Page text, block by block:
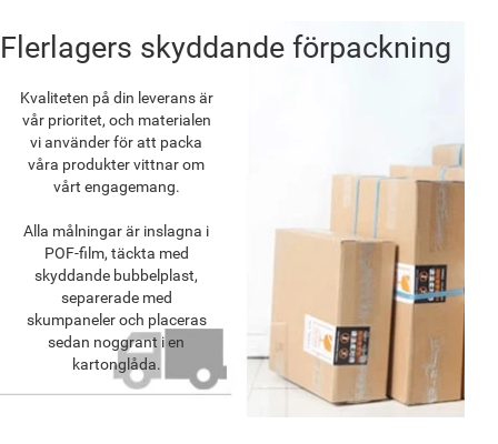
Flerlagers skyddande förpackning
Kvaliteten på din leverans är
vår prioritet, och materialen
vi använder för att packa
våra produkter vittnar om
vårt engagemang.
Alla målningar är inslagna i
POF-film, täckta med
skyddande bubbelplast,
separerade med
skumpaneler och placeras
sedan noggrant i en
kartonglåda.